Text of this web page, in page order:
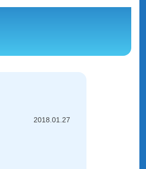
2018.01.27